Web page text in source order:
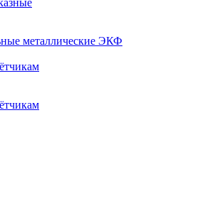
металлические ЭКФ